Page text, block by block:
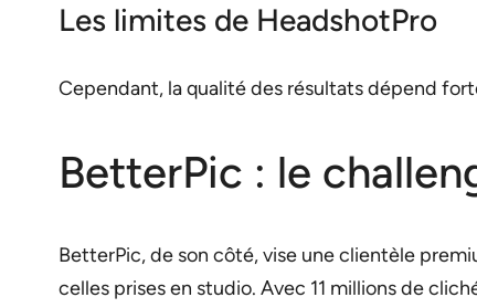
Les limites de HeadshotPro
Cependant, la qualité des résultats dépend
BetterPic : le
BetterPic, de son côté, vise une clientèle
celles prises en studio. Avec 11 millions de